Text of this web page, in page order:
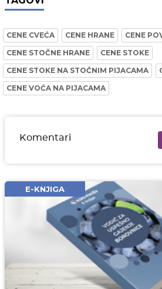
CENE CVEĆA CENE HRANE
CENE
CENE STOČNE HRANE
CENE STOKE
CENE STOKE NA STOČNIM PIJACAMA
CENE VOĆA NA PIJACAMA
Komentari
Email* obavezno
Komentar* obavezno
E-KNJIGA